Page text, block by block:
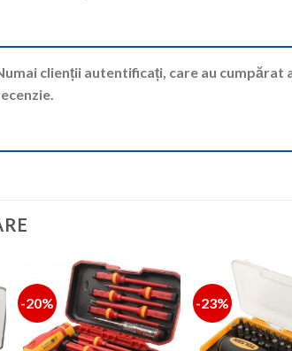
clienții autentificați, care au cumpărat
-20% -23%